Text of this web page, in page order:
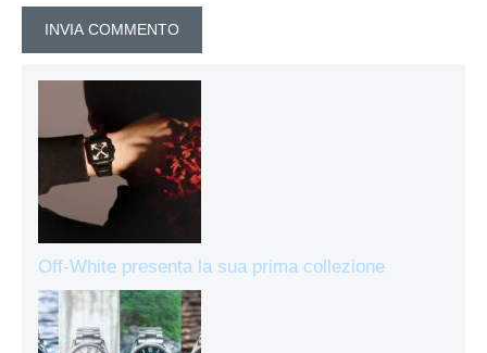
Off-White presenta la sua prima collezione